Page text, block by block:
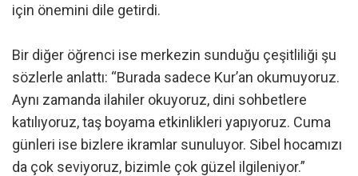
için önemini dile getirdi.
Bir diğer öğrenci ise merkezin sunduğu çeşitliliği şu
sözlerle anlattı: “Burada sadece Kur’an okumuyoruz.
Aynı zamanda ilahiler okuyoruz, dini sohbetlere
katılıyoruz, taş boyama etkinlikleri yapıyoruz. Cuma
günleri ise bizlere ikramlar sunuluyor. Sibel hocamızı
da çok seviyoruz, bizimle çok güzel ilgileniyor.”